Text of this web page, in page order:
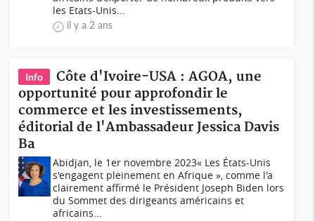
les Etats-Unis...
il y a 2 ans
Info
Côte d'Ivoire-USA : AGOA, une
opportunité pour approfondir le
commerce et les investissements,
éditorial de l'Ambassadeur Jessica Davis
Ba
Abidjan, le 1er novembre 2023« Les États-Unis
s'engagent pleinement en Afrique », comme l'a
clairement affirmé le Président Joseph Biden lors
du Sommet des dirigeants américains et
africains...